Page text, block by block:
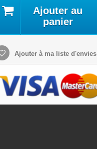
Ajouter au
panier
Ajouter à ma liste d'envies